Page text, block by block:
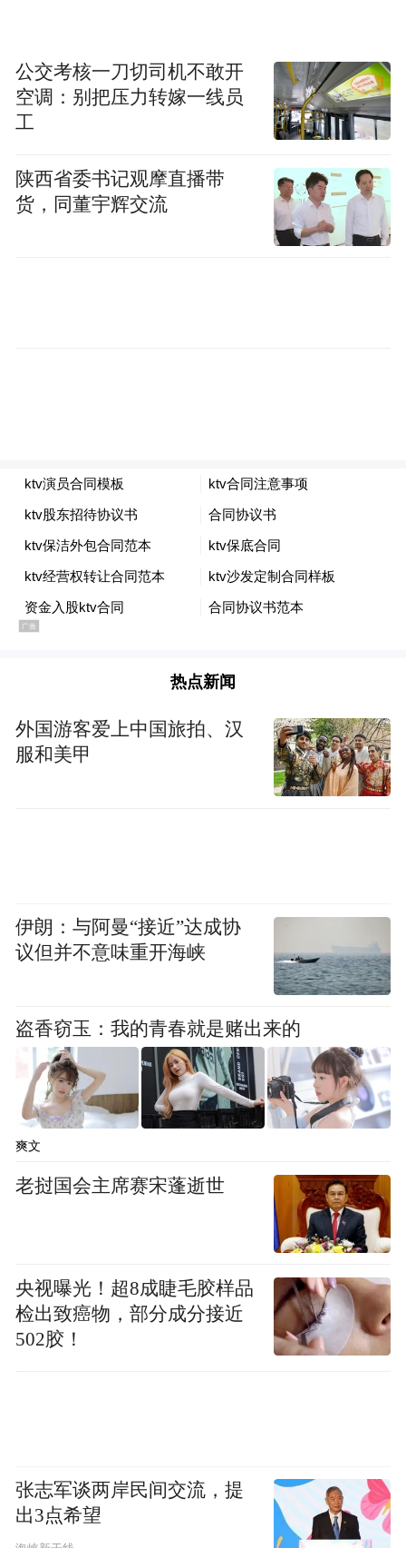
邑县朗诵协会协办。活动不仅丰富了老子祭
典文化内涵，彰显鹿邑“尊老崇母、孝亲敬
祖”独特文脉，更以非遗活化赋能文旅融合，
持续擦亮“老子故里”文化名片，推动中华优
秀传统文化代代相传。
公交考核一刀切司机不敢开
空调：别把压力转嫁一线员
工
陕西省委书记观摩直播带
货，同董宇辉交流
热点新闻
外国游客爱上中国旅拍、汉
服和美甲
伊朗：与阿曼“接近”达成协
议但并不意味重开海峡
盗香窃玉：我的青春就是赌出来的
爽文
老挝国会主席赛宋蓬逝世
央视曝光！超8成睫毛胶样品
检出致癌物，部分成分接近
502胶！
张志军谈两岸民间交流，提
出3点希望